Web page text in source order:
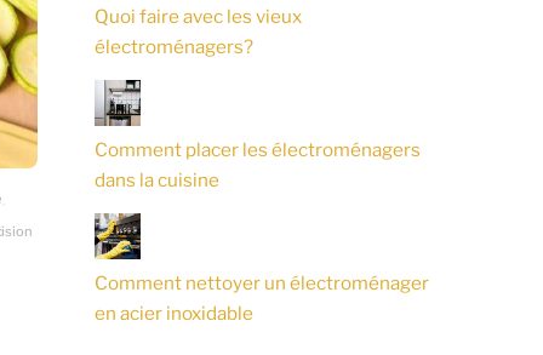
Quoi faire avec les vieux
électroménagers?
Comment placer les électroménagers
dans la cuisine
Comment nettoyer un électroménager
en acier inoxidable